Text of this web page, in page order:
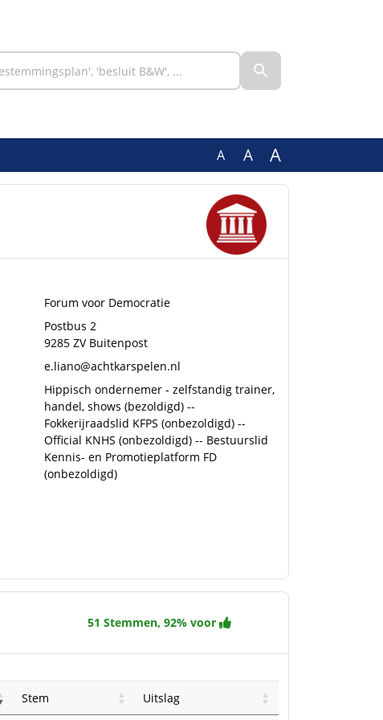
A A A
Forum voor Democratie
Postbus 2
9285 ZV Buitenpost
e.liano@achtkarspelen.nl
Hippisch ondernemer - zelfstandig trainer,
handel, shows (bezoldigd) --
Fokkerijraadslid KFPS (onbezoldigd) --
Official KNHS (onbezoldigd) -- Bestuurslid
Kennis- en Promotieplatform FD
(onbezoldigd)
51 Stemmen, 92% voor
Stem Uitslag